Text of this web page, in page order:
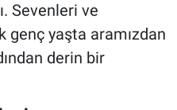
Sevenleri ve
genç yaşta aramızdan
derin bir